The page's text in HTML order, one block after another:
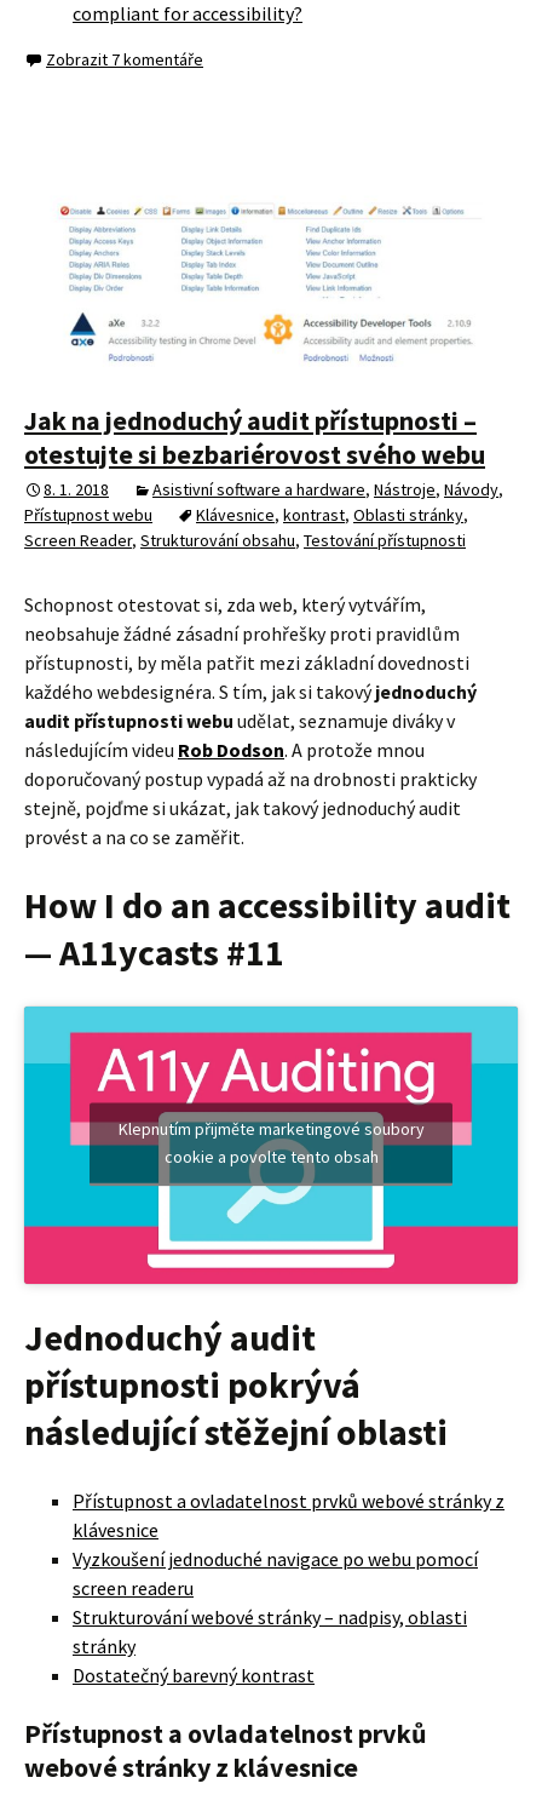
compliant for accessibility?
Zobrazit 7 komentáře
Jak na jednoduchý audit přístupnosti –
otestujte si bezbariérovost svého webu
8. 1. 2018 Asistivní software a hardware, Nástroje, Návody,
Přístupnost webu
Klávesnice, kontrast, Oblasti stránky,
Screen Reader, Strukturování obsahu, Testování přístupnosti
Schopnost otestovat si, zda web, který vytvářím,
neobsahuje žádné zásadní prohřešky proti pravidlům
přístupnosti, by měla patřit mezi základní dovednosti
každého webdesignéra. S tím, jak si takovýjednoduchý
audit přístupnosti webu udělat, seznamuje diváky v
následujícím videu Rob Dodson. A protože mnou
doporučovaný postup vypadá až na drobnosti prakticky
stejně, pojďme si ukázat, jak takový jednoduchý audit
provést a na co se zaměřit.
How I do an accessibility audit
— A11ycasts #11
Klepnutím přijměte marketingové soubory
cookie a povolte tento obsah
Jednoduchý audit
přístupnosti pokrývá
následující stěžejní oblasti
Přístupnost a ovladatelnost prvků webové stránky z
klávesnice
Vyzkoušení jednoduché navigace po webu pomocí
screen readeru
Strukturování webové stránky – nadpisy, oblasti
stránky
Dostatečný barevný kontrast
Přístupnost a ovladatelnost prvků
webové stránky z klávesnice